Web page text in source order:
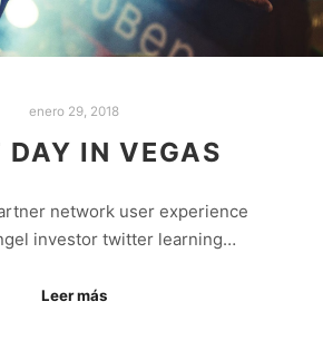
enero 29, 2018
DAY IN VEGAS
network user experience
investor twitter learning…
Leer más